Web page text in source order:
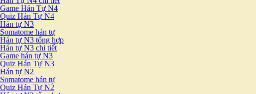
Game Hán Tự N4
Quiz Hán Tự N4
Hán tự N3
Somatome hán tự
Hán tự N3 tổng hợp
Hán tự N3 chi tiết
Game hán tự N3
Quiz Hán Tự N3
Hán tự N2
Somatome hán tự
Quiz Hán Tự N2